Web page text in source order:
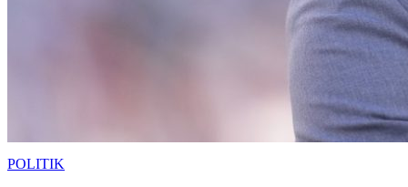
POLITIK